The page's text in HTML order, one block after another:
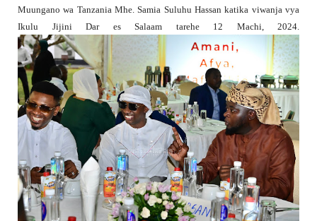
Muungano wa Tanzania Mhe. Samia Suluhu Hassan katika viwanja vya
Ikulu Jijini Dar es Salaam tarehe 12 Machi, 2024.